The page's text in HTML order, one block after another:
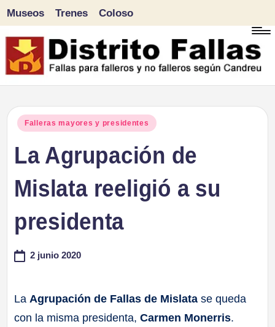
Saltar
al
Museos Trenes Coloso
Publicado
Falleras mayores y presidentes
La Agrupación de
Mislata reeligió a su
presidenta
2 junio 2020
La Agrupación de Fallas de Mislata se queda
con la misma presidenta,Carmen Monerris.